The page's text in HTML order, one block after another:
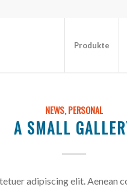
Produkte
NEWS,PERSONAL
A SMALL
adipiscing elit. Aenean